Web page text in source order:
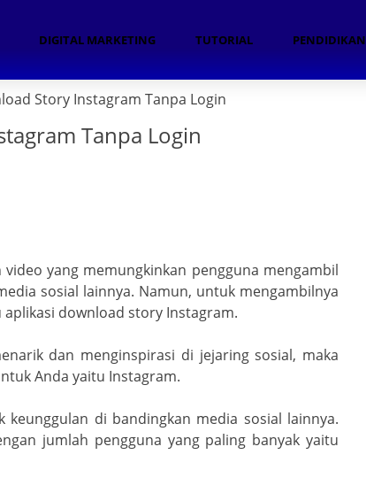
DIGITAL MARKETING TUTORIAL PENDIDIKAN
Story Instagram Tanpa Login
Tanpa Login
yang memungkinkan pengguna mengambil
sosial lainnya. Namun, untuk mengambilnya
download story Instagram.
dan menginspirasi di jejaring sosial, maka
Anda yaitu Instagram.
keunggulan di bandingkan media sosial lainnya.
jumlah pengguna yang paling banyak yaitu